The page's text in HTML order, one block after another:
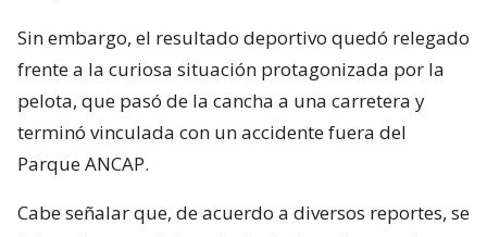
Sin embargo, el resultado deportivo quedó relegado
frente a la curiosa situación protagonizada por la
pelota, que pasó de la cancha a una carretera y
terminó vinculada con un accidente fuera del
Parque ANCAP.
Cabe señalar que, de acuerdo a diversos reportes, se